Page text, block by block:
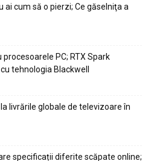
ai cum să o pierzi; Ce găselniţa a
PC; RTX Spark
tehnologia Blackwell
livrările globale de televizoare în
specificații diferite scăpate online;